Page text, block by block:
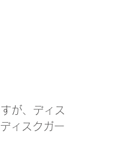
が、ディス
ィスクガー